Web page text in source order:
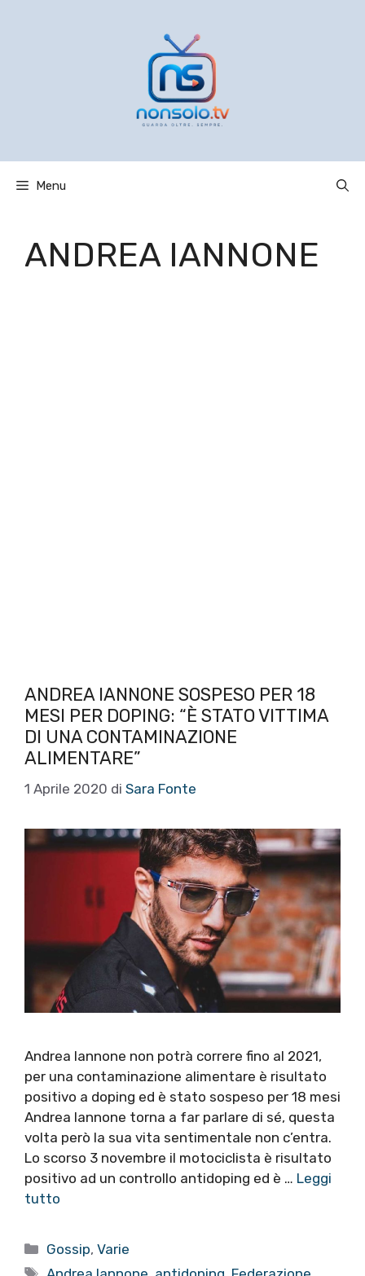
Menu
ANDREA IANNONE
ANDREA IANNONE SOSPESO PER 18
MESI PER DOPING: “È STATO VITTIMA
DI UNA CONTAMINAZIONE
ALIMENTARE”
1 Aprile 2020 di Sara Fonte
Andrea Iannone non potrà correre fino al 2021,
per una contaminazione alimentare è risultato
positivo a doping ed è stato sospeso per 18 mesi
Andrea Iannone torna a far parlare di sé, questa
volta però la sua vita sentimentale non c’entra.
Lo scorso 3 novembre il motociclista è risultato
positivo ad un controllo antidoping ed è … Leggi
tutto
Categorie
Gossip,Varie
Tag